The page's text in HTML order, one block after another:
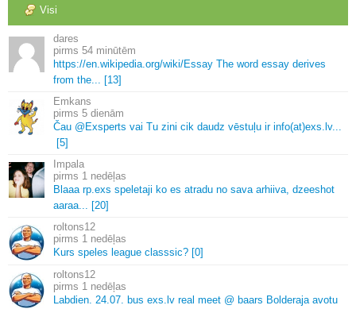
Visi
dares
54 minūtēm
https://en.wikipedia.org/wiki/Essay The word essay derives
from the... [13]
Emkans
5 dienām
Čau @Exsperts vai Tu zini cik daudz vēstuļu ir info(at)exs. lv...
[5]
Impala
1 nedēļas
Blaaa rp.exs speletaji ko es atradu no sava arhiiva, dzeeshot
aaraa... [20]
roltons12
1 nedēļas
Kurs speles league classsic? [0]
roltons12
1 nedēļas
Labdien. 24.07. bus exs. lv real meet @ baars Bolderaja avotu